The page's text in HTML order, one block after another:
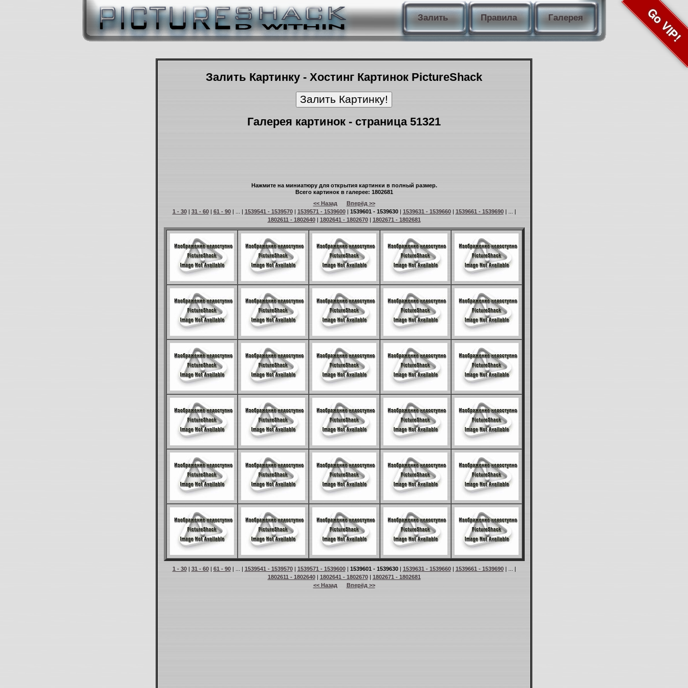
Залить Правила Галерея Go VIP!
Залить Картинку - Хостинг Картинок PictureShack
Галерея картинок - страница 51321
Нажмите на миниатюру для открытия картинки в полный размер.
Всего картинок в галерее: 1802681
<< Назад
Вперёд >>
1 - 30| 31 - 60| 61 - 90| ... | 1539541 - 1539570| 1539571 - 1539600| 1539601 - 1539630| 1539631 - 1539660| 1539661 - 1539690| ... |
1802611 - 1802640| 1802641 - 1802670| 1802671 - 1802681
1 - 30| 31 - 60| 61 - 90| ... | 1539541 - 1539570| 1539571 - 1539600| 1539601 - 1539630| 1539631 - 1539660| 1539661 - 1539690| ... |
1802611 - 1802640| 1802641 - 1802670| 1802671 - 1802681
<< Назад
Вперёд >>